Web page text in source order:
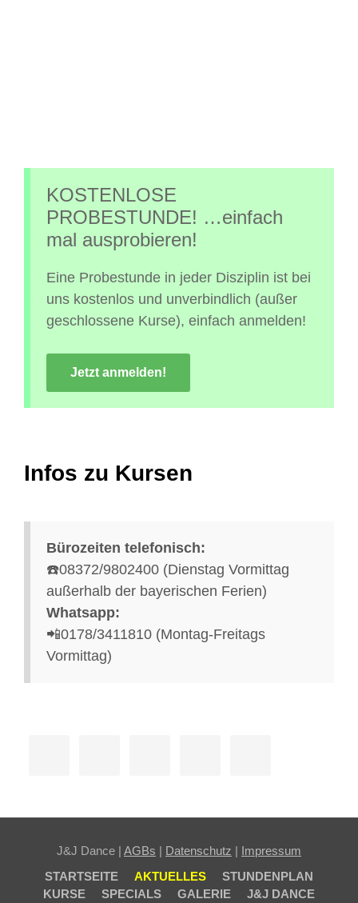
KOSTENLOSE
PROBESTUNDE! …einfach
mal ausprobieren!
Eine Probestunde in jeder Disziplin ist bei
uns kostenlos und unverbindlich (außer
geschlossene Kurse), einfach anmelden!
Jetzt anmelden!
Infos zu Kursen
Bürozeiten telefonisch:
☎️08372/9802400 (Dienstag Vormittag
außerhalb der bayerischen Ferien)
Whatsapp:
📲0178/3411810 (Montag-Freitags
Vormittag)
J&J Dance | AGBs | Datenschutz | Impressum
STARTSEITE
AKTUELLES
STUNDENPLAN
KURSE
SPECIALS GALERIE J&J DANCE